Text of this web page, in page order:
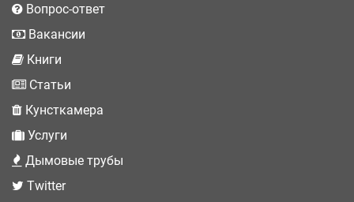
Вопрос-ответ
Вакансии
Книги
Статьи
Кунсткамера
Услуги
Дымовые трубы
Twitter